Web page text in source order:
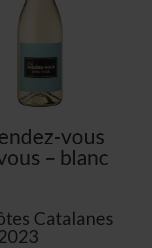
vous
– blanc
Catalanes